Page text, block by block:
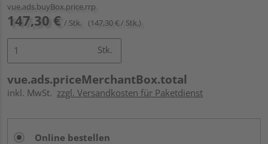
vue.ads.buyBox.price.rrp
147,30 € / Stk. (147,30 € / Stk.)
Stk.
vue.ads.priceMerchantBox.total
inkl. MwSt. zzgl. Versandkosten für Paketdienst
Online bestellen